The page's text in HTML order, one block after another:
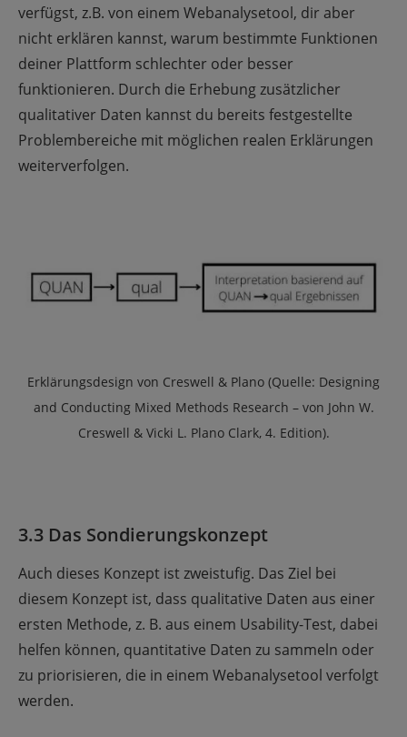
verfügst, z.B. von einem Webanalysetool, dir aber
nicht erklären kannst, warum bestimmte Funktionen
deiner Plattform schlechter oder besser
funktionieren. Durch die Erhebung zusätzlicher
qualitativer Daten kannst du bereits festgestellte
Problembereiche mit möglichen realen Erklärungen
weiterverfolgen.
Erklärungsdesign von Creswell & Plano (Quelle: Designing
and Conducting Mixed Methods Research – von John W.
Creswell & Vicki L. Plano Clark, 4. Edition).
3.3 Das Sondierungskonzept
Auch dieses Konzept ist zweistufig. Das Ziel bei
diesem Konzept ist, dass qualitative Daten aus einer
ersten Methode, z. B. aus einem Usability-Test, dabei
helfen können, quantitative Daten zu sammeln oder
zu priorisieren, die in einem Webanalysetool verfolgt
werden.